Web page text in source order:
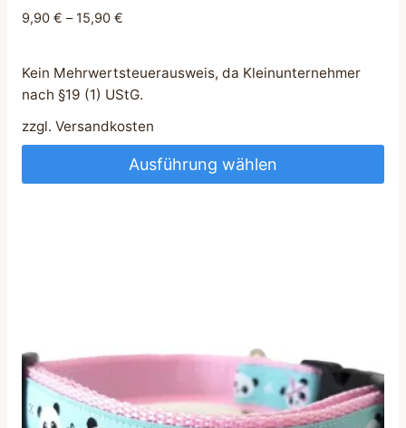
9,90 € –15,90 €
Kein Mehrwertsteuerausweis, da Kleinunternehmer
nach §19 (1) UStG.
zzgl. Versandkosten
Ausführung wählen
Optionen
können
auf